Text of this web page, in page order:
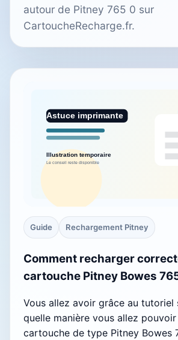
autour de Pitney 765 0 sur
CartoucheRecharge.fr.
Guide Rechargement Pitney
Comment recharger
cartouche Pitney Bowes
Vous allez avoir grâce au tutoriel
quelle manière vous allez
cartouche de type Pitney Bowes